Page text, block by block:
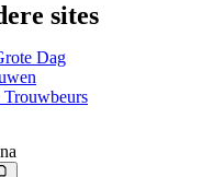
sites
Dag
Trouwbeurs